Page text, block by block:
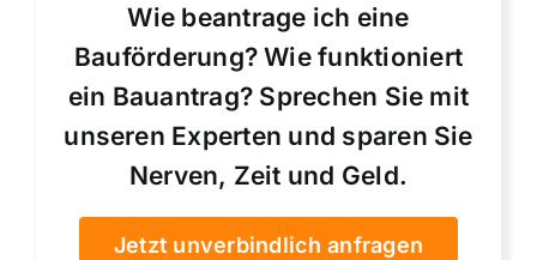
Wie beantrage ich eine
Bauförderung? Wie funktioniert
ein Bauantrag? Sprechen Sie mit
unseren Experten und sparen Sie
Nerven, Zeit und Geld.
Jetzt unverbindlich anfragen